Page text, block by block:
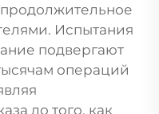
Испытания
подвергают
операций
до того, как